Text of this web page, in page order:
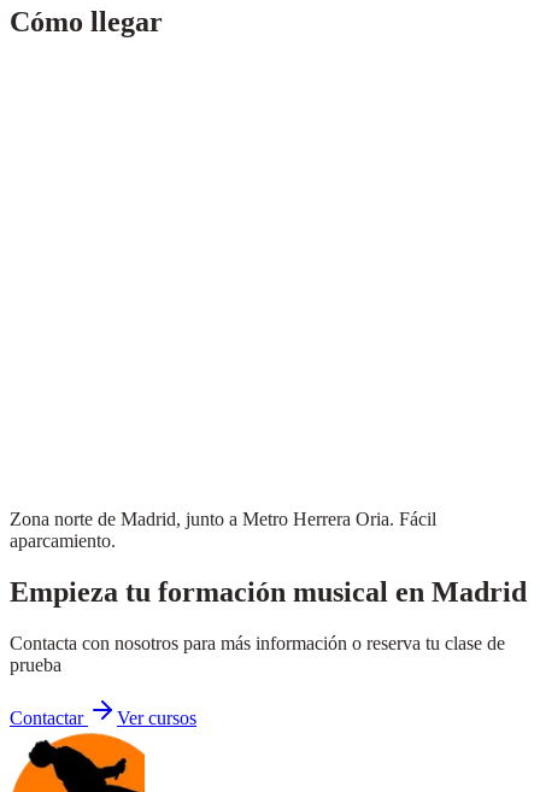
Cómo llegar
Zona norte de Madrid, junto a Metro Herrera Oria. Fácil
aparcamiento.
Empieza tu formación musical en Madrid
Contacta con nosotros para más información o reserva tu clase de
prueba
Contactar Ver cursos